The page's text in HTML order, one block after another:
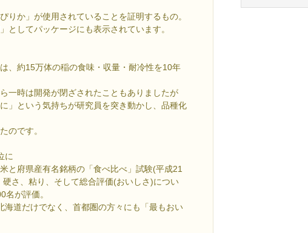
りか」が使用されていることを証明するもの。
としてパッケージにも表示されています。
、約15万体の稲の食味・収量・耐冷性を10年
一時は開発が閉ざされたこともありましたが
」という気持ちが研究員を突き動かし、品種化
のです。
に
と府県産有名銘柄の「食べ比べ」試験(平成21
さ、粘り、そして総合評価(おいしさ)につい
名が評価。
海道だけでなく、首都圏の方々にも「最もおい